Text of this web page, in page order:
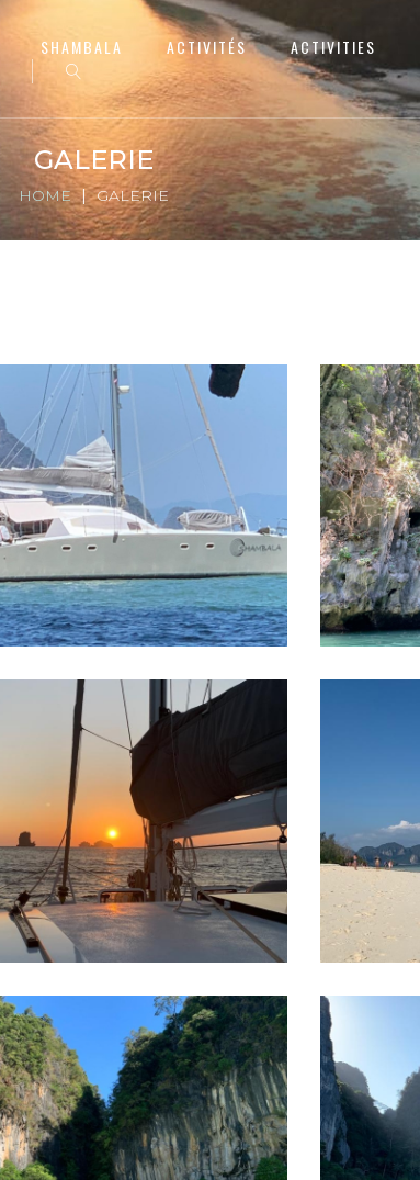
SHAMBALA ACTIVITÉS ACTIVITIES
GALERIE
HOME GALERIE